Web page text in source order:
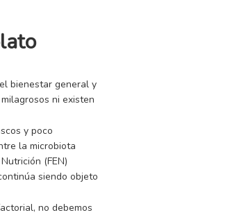
bienestar general y
ni existen
y poco
la microbiota
(FEN)
siendo objeto
no debemos